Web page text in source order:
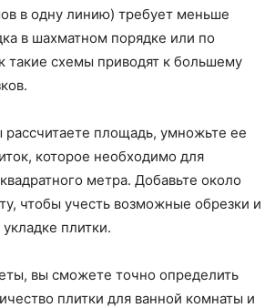
в одну линию) требует меньше
в шахматном порядке или по
такие схемы приводят к большему
рассчитаете площадь, умножьте ее
которое необходимо для
метра. Добавьте около
чтобы учесть возможные обрезки и
плитки.
вы сможете точно определить
плитки для ванной комнаты и